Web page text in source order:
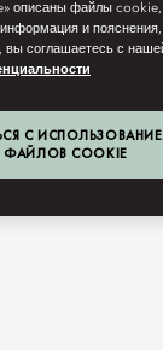
описаны файлы
и пояснения,
соглашаетесь с
С
ФАЙЛОВ COOKIE